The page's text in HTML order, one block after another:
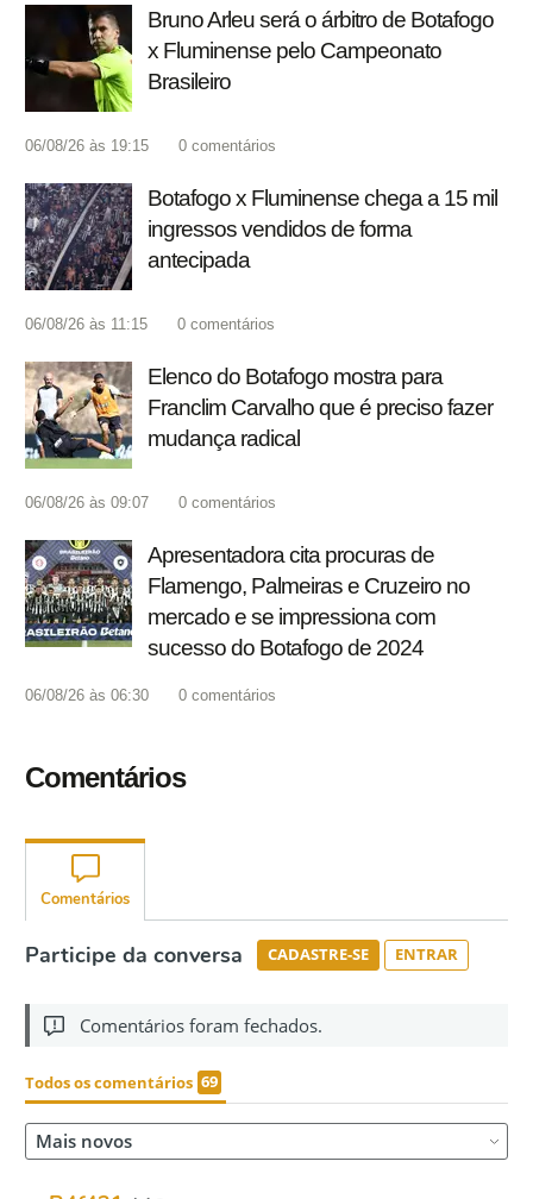
Bruno Arleu será o árbitro de Botafogo
x Fluminense pelo Campeonato
Brasileiro
06/08/26 às 19:15 0 comentários
Botafogo x Fluminense chega a 15 mil
ingressos vendidos de forma
antecipada
06/08/26 às 11:15 0 comentários
Elenco do Botafogo mostra para
Franclim Carvalho que é preciso fazer
mudança radical
06/08/26 às 09:07 0 comentários
Apresentadora cita procuras de
Flamengo, Palmeiras e Cruzeiro no
mercado e se impressiona com
sucesso do Botafogo de 2024
06/08/26 às 06:30 0 comentários
Comentários